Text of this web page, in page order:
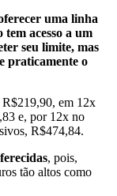
uma linha
acesso a um
seu limite, mas
praticamente o
em 12x
e, por 12x no
R$474,84.
, pois,
tão altos como